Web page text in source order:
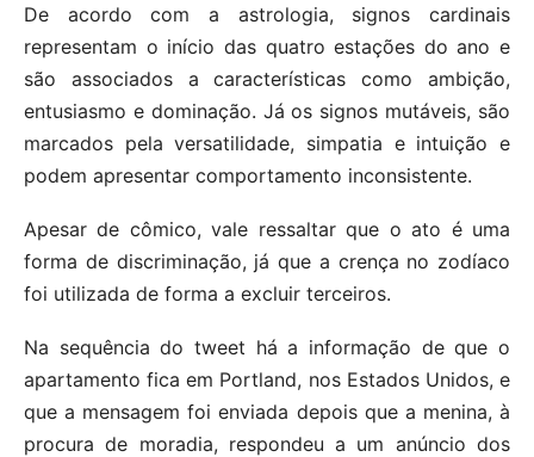
De acordo com a astrologia, signos cardinais
representam o início das quatro estações do ano e
são associados a características como ambição,
entusiasmo e dominação. Já os signos mutáveis, são
marcados pela versatilidade, simpatia e intuição e
podem apresentar comportamento inconsistente.
Apesar de cômico, vale ressaltar que o ato é uma
forma de discriminação, já que a crença no zodíaco
foi utilizada de forma a excluir terceiros.
Na sequência do tweet há a informação de que o
apartamento fica em Portland, nos Estados Unidos, e
que a mensagem foi enviada depois que a menina, à
procura de moradia, respondeu a um anúncio dos